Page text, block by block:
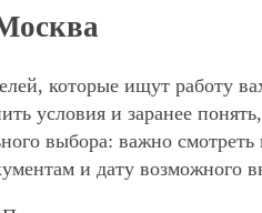
которые ищут работу
условия и заранее
выбора: важно смотреть
и дату возможного